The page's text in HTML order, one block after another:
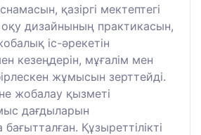
қазіргі мектептегі
оқу дизайнының практикасын,
іс-әрекетін
кезеңдерін, мұғалім мен
жұмысын зерттейді.
жобалау қызметі
дағдыларын
Құзыреттілікті